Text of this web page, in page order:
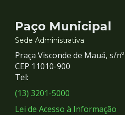
Contato
e
Redes
Sociais
Paço Municipal
Sede Administrativa
Praça Visconde de Mauá, s/
CEP 11010-900
Tel:
(13) 3201-5000
Lei de Acesso à Informação